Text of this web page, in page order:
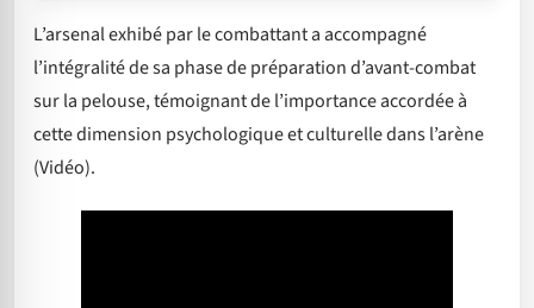
L’arsenal exhibé par le combattant a accompagné
l’intégralité de sa phase de préparation d’avant-combat
sur la pelouse, témoignant de l’importance accordée à
cette dimension psychologique et culturelle dans l’arène
(Vidéo).